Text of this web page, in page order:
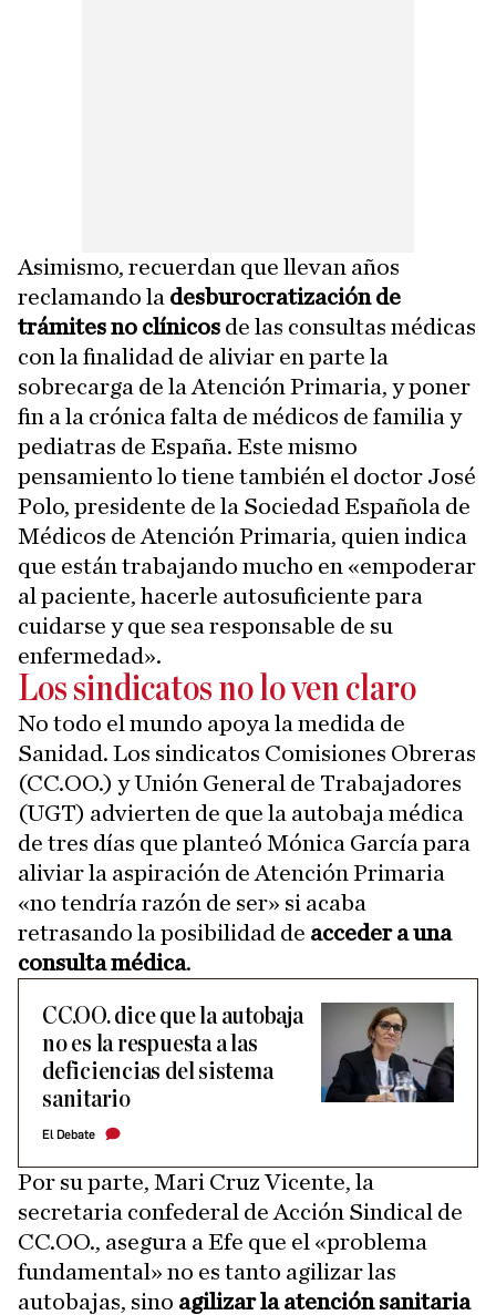
Asimismo, recuerdan que llevan años
reclamando la desburocratización de
trámites no clínicos de las consultas médicas
con la finalidad de aliviar en parte la
sobrecarga de la Atención Primaria, y poner
fin a la crónica falta de médicos de familia y
pediatras de España. Este mismo
pensamiento lo tiene también el doctor José
Polo, presidente de la Sociedad Española de
Médicos de Atención Primaria, quien indica
que están trabajando mucho en «empoderar
al paciente, hacerle autosuficiente para
cuidarse y que sea responsable de su
enfermedad».
Los sindicatos no lo ven claro
No todo el mundo apoya la medida de
Sanidad. Los sindicatos Comisiones Obreras
(CC.OO.) y Unión General de Trabajadores
(UGT) advierten de que la autobaja médica
de tres días que planteó Mónica García para
aliviar la aspiración de Atención Primaria
«no tendría razón de ser» si acaba
retrasando la posibilidad de acceder a una
consulta médica.
CC.OO. dice que la autobaja
no es la respuesta a las
deficiencias del sistema
sanitario
El Debate
Por su parte, Mari Cruz Vicente, la
secretaria confederal de Acción Sindical de
CC.OO., asegura a Efe que el «problema
fundamental» no es tanto agilizar las
autobajas, sino agilizar la atención sanitaria